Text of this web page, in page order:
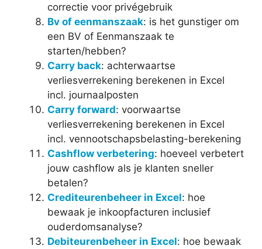
correctie voor privégebruik
Bv of eenmanszaak: is het gunstiger om
een BV of Eenmanszaak te
starten/hebben?
Carry back: achterwaartse
verliesverrekening berekenen in Excel
incl. journaalposten
Carry forward: voorwaartse
verliesverrekening berekenen in Excel
incl. vennootschapsbelasting-berekening
Cashflow verbetering: hoeveel verbetert
jouw cashflow als je klanten sneller
betalen?
Crediteurenbeheer in Excel: hoe
bewaak je inkoopfacturen inclusief
ouderdomsanalyse?
Debiteurenbeheer in Excel: hoe bewaak